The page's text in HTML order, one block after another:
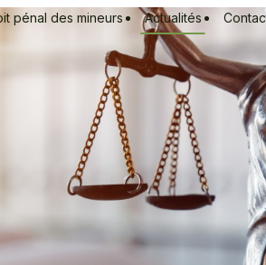
pénal des mineurs Actualités